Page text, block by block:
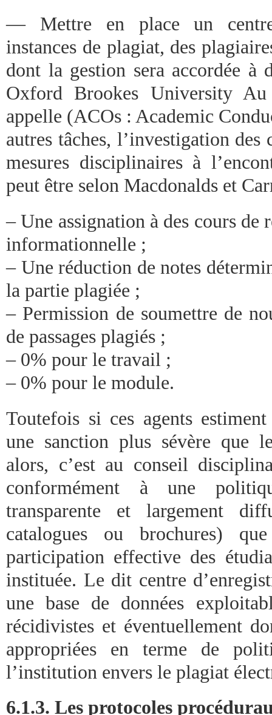
— Mettre en place un centre
instances de plagiat, des
dont la gestion sera accordée à
Oxford Brookes University
appelle (ACOs : Academic
autres tâches, l’investigation
mesures disciplinaires à
peut être selon Macdonalds et
– Une assignation à des cours
informationnelle ;
– Une réduction de notes
la partie plagiée ;
– Permission de soumettre de
de passages plagiés ;
– 0% pour le travail ;
– 0% pour le module.
Toutefois si ces agents
une sanction plus sévère que
alors, c’est au conseil
conformément à une
transparente et largement
catalogues ou brochures)
participation effective des
instituée. Le dit centre
une base de données
récidivistes et éventuellement
appropriées en terme de
l’institution envers le plagiat
6.1.3. Les protocoles